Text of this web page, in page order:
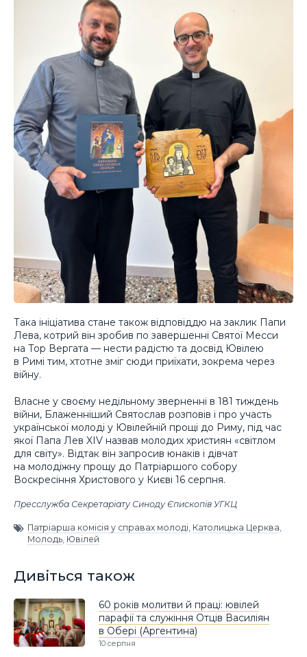
Така ініціатива стане також відповіддю на заклик Папи
Лева, котрий він зробив по завершенні Святої Месси
на Тор Вергата — нести радістю та досвід Ювілею
в Римі тим, хтотне зміг сюди приїхати, зокрема через
війну.
Власне у своєму недільному зверненні в 181 тиждень
війни, Блаженніший Святослав розповів і про участь
української молоді у Ювілейній прощі до Риму, під час
якої Папа Лев XIV назвав молодих християн «світлом
для світу». Відтак він запросив юнаків і дівчат
на молодіжну прощу до Патріаршого собору
Воскресіння Христового у Києві 16 серпня.
Пресслужба Секретаріату Синоду Єпископів УГКЦ
Патріарша комісія у справах молоді, Католицька Церква,
Молодь, Ювілей
Дивіться також
60 років молитви й праці: ювілей
парафії та служіння Отців Василіян
в Обері (Аргентина)
10 серпня